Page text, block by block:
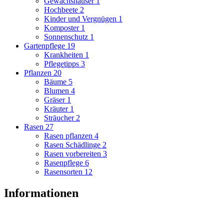
Hochbeete 2
Kinder und Vergnügen 1
Komposter 1
Sonnenschutz 1
Gartenpflege 19
Krankheiten 1
Pflegetipps 3
Pflanzen 20
Bäume 5
Blumen 4
Gräser 1
Kräuter 1
Sträucher2
Rasen 27
Rasen pflanzen 4
Rasen Schädlinge 2
Rasen vorbereiten 3
Rasenpflege 6
Rasensorten 12
Informationen